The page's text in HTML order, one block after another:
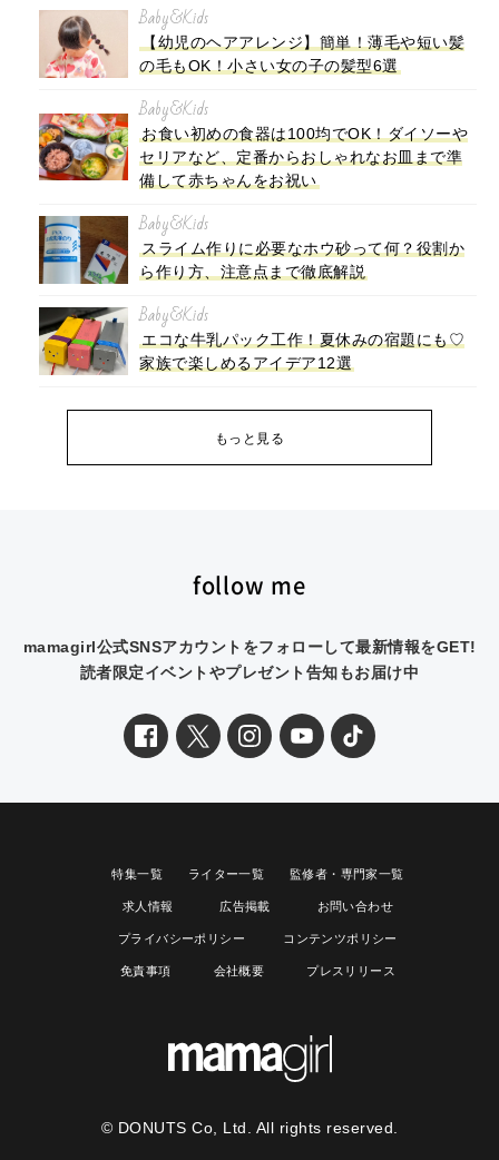
Baby&Kids
【幼児のヘアアレンジ】簡単！薄毛や短い髪
の毛もOK！小さい女の子の髪型6選
Baby&Kids
お食い初めの食器は100均でOK！ダイソーや
セリアなど、定番からおしゃれなお皿まで準
備して赤ちゃんをお祝い
Baby&Kids
スライム作りに必要なホウ砂って何？役割か
ら作り方、注意点まで徹底解説
Baby&Kids
エコな牛乳パック工作！夏休みの宿題にも♡
家族で楽しめるアイデア12選
もっと見る
follow me
mamagirl公式SNSアカウントをフォローして最新情報をGET!
読者限定イベントやプレゼント告知もお届け中
特集一覧 ライター一覧 監修者・専門家一覧
求人情報 広告掲載 お問い合わせ
プライバシーポリシー コンテンツポリシー
免責事項 会社概要 プレスリリース
© DONUTS Co, Ltd. All rights reserved.